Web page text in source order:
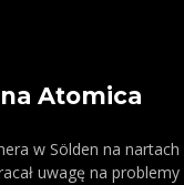
Atomica
w Sölden na
uwagę na